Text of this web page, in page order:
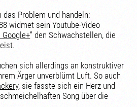
das Problem und handeln:
widmet sein Youtube-Video
Google+” den Schwachstellen, die
sich allerdings an konstruktiver
Ärger unverblümt Luft. So auch
, sie fasste sich ein Herz und
Song über die